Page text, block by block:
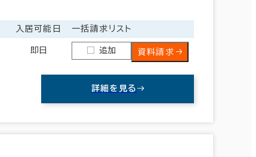
入居可能日 一括請求リスト
即日 追加 資料請求
詳細を見る